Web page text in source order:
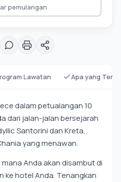
Lawatan Apa yang
dalam petualangan 10
dari jalan-jalan bersejarah
Santorini dan Kreta,
yang menawan.
Anda akan disambut di
ke hotel Anda. Tenangkan
pemulangan